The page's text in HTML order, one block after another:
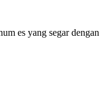
es yang segar